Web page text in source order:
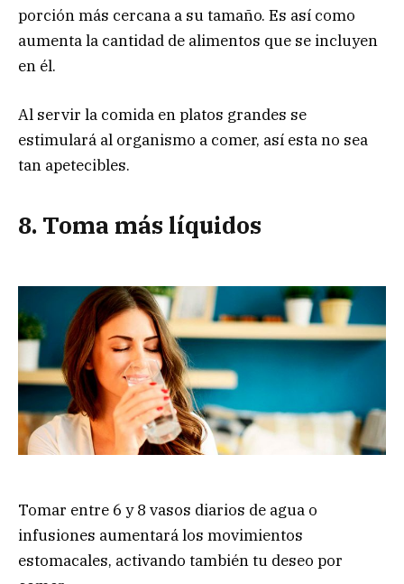
porción más cercana a su tamaño. Es así como
aumenta la cantidad de alimentos que se incluyen
en él.
Al servir la comida en platos grandes se
estimulará al organismo a comer, así esta no sea
tan apetecibles.
8. Toma más líquidos
Tomar entre 6 y 8 vasos diarios de agua o
infusiones aumentará los movimientos
estomacales, activando también tu deseo por